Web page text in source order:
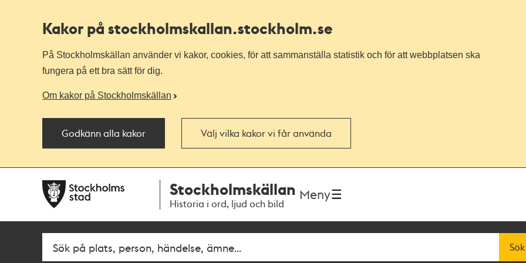
Kakor på stockholmskallan.stockholm.se
På Stockholmskällan använder vi kakor, cookies, för att sammanställa statistik och för att webbplatsen ska
fungera på ett bra sätt för dig.
Om kakor på Stockholmskällan
Godkänn alla kakor Välj vilka kakor vi får använda
navigationen
huvudinnehållet
Stockholmskällan
Historia i ord, ljud och bild
Meny
Fritextsök Sök